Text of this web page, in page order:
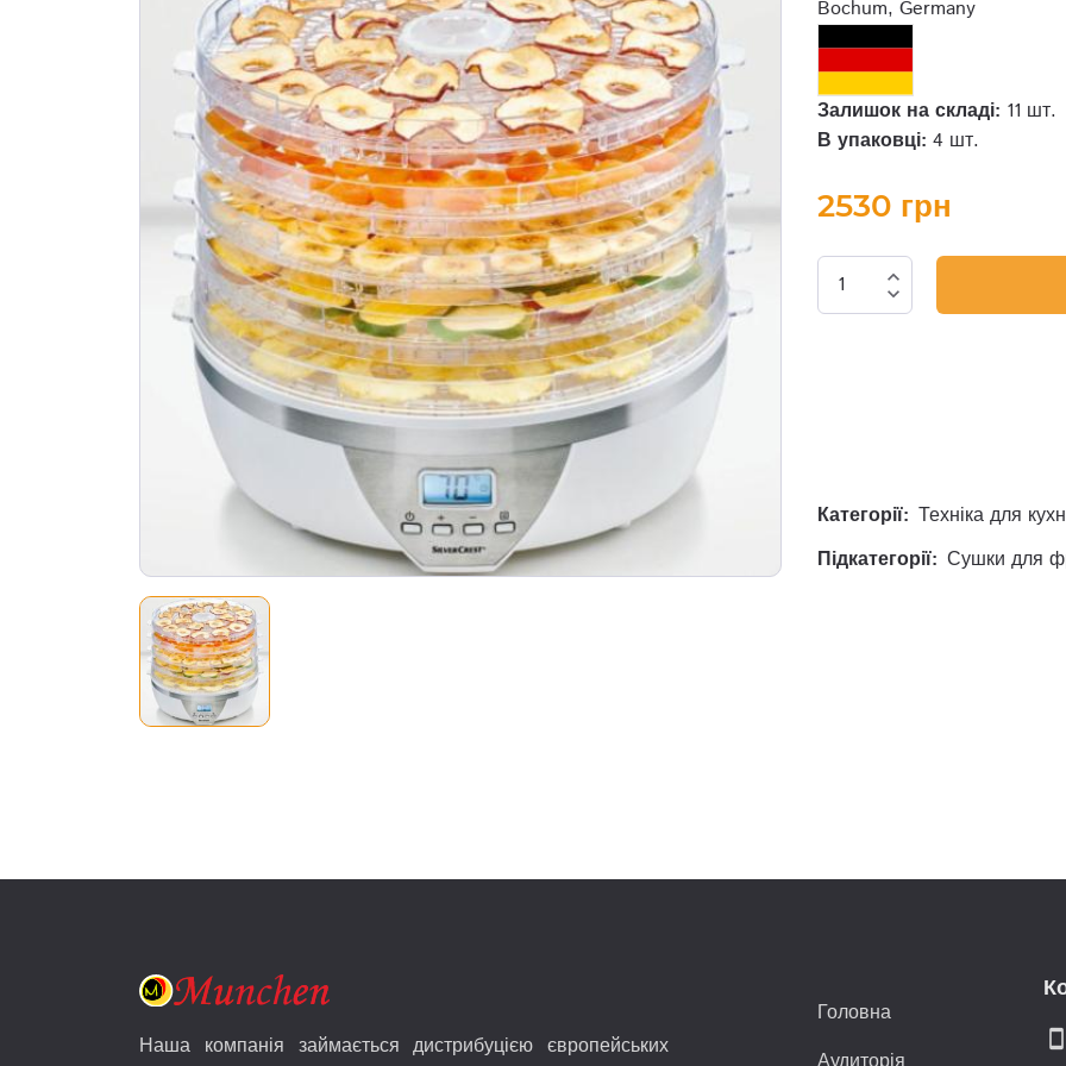
Bochum, Germany
Залишок на складі: 11 шт.
В упаковці: 4 шт.
2530 грн
expand_less
expand_more
Категорії: Техніка для
Підкатегорії: Сушки для
Наша компанія займається дистрибуцією європейських
Головна
smartphone